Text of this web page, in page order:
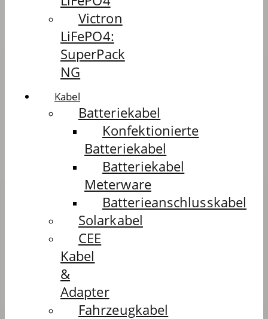
Victron
LiFePO4:
SuperPack
NG
Kabel
Batteriekabel
Konfektionierte
Batteriekabel
Batteriekabel
Meterware
Batterieanschlusskabel
Solarkabel
CEE
Kabel
&
Adapter
Fahrzeugkabel